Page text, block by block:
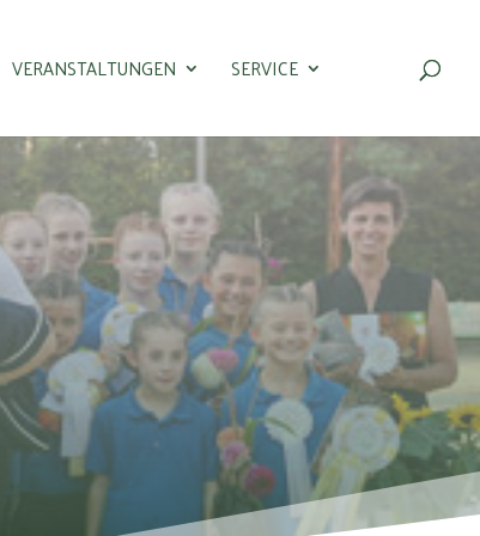
VERANSTALTUNGEN SERVICE